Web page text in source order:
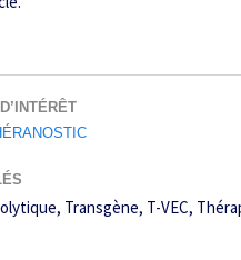
Transgène T-VEC